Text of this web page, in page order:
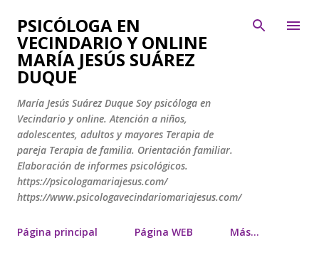
Ir al contenido principal
PSICÓLOGA EN
VECINDARIO Y ONLINE
MARÍA JESÚS SUÁREZ
DUQUE
María Jesús Suárez Duque Soy psicóloga en
Vecindario y online. Atención a niños,
adolescentes, adultos y mayores Terapia de
pareja Terapia de familia. Orientación familiar.
Elaboración de informes psicológicos.
https://psicologamariajesus.com/
https://www.psicologavecindariomariajesus.com/
Página principal Página WEB Más…